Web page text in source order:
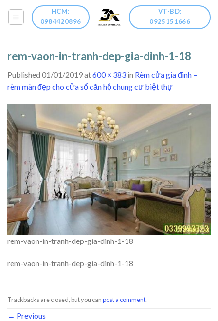
HCM:
0984420896
VT-BD:
0925151666
rem-vaon-in-tranh-dep-gia-dinh-1-18
Published 01/01/2019at600 × 383 in Rèm cửa gia đình –
rèm màn đẹp cho cửa sổ căn hộ chung cư biệt thự
rem-vaon-in-tranh-dep-gia-dinh-1-18
rem-vaon-in-tranh-dep-gia-dinh-1-18
Trackbacks are closed, but you canpost a comment.
← Previous